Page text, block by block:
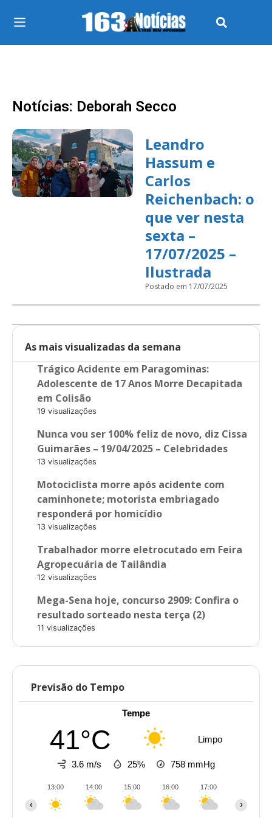
Notícias: Deborah Secco
Leandro
Hassum e
Carlos
Reichenbach: o
que ver nesta
sexta –
17/07/2025 –
Ilustrada
Postado em 17/07/2025
As mais visualizadas da semana
Trágico Acidente em Paragominas:
Adolescente de 17 Anos Morre Decapitada
em Colisão
19 visualizações
Nunca vou ser 100% feliz de novo, diz Cissa
Guimarães – 19/04/2025 – Celebridades
13 visualizações
Motociclista morre após acidente com
caminhonete; motorista embriagado
responderá por homicídio
13 visualizações
Trabalhador morre eletrocutado em Feira
Agropecuária de Tailândia
12 visualizações
Mega-Sena hoje, concurso 2909: Confira o
resultado sorteado nesta terça (2)
11 visualizações
Previsão do Tempo
Tempe
41°C Limpo
3.6 m/s 25% 758 mmHg
13:00 14:00 15:00 16:00 17:00
‹ ›